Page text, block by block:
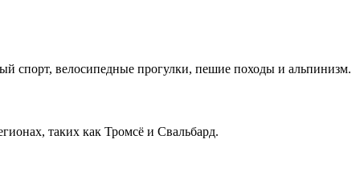
спорт, велосипедные прогулки, пешие походы и альпинизм.
таких как Тромсё и Свальбард.